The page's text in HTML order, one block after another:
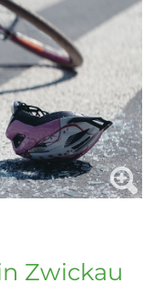
Zwickau